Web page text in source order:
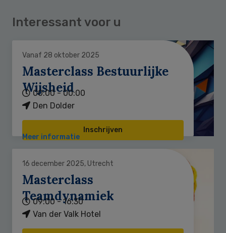
Interessant voor u
Vanaf 28 oktober 2025
Masterclass Bestuurlijke
Wijsheid
00:00 - 00:00
Den Dolder
Inschrijven
Meer informatie
16 december 2025, Utrecht
Masterclass
Teamdynamiek
09:00 - 16:30
Van der Valk Hotel